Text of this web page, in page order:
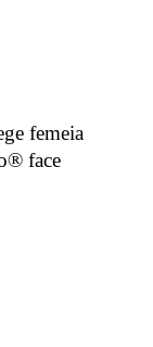
femeia
face